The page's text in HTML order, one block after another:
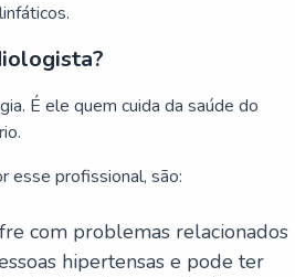
É ele quem cuida da saúde do
esse profissional, são:
com problemas relacionados
hipertensas e pode ter